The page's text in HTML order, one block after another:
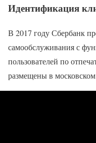
Идентификация
В 2017 году Сбербанк
самообслуживания с
пользователей по
размещены в